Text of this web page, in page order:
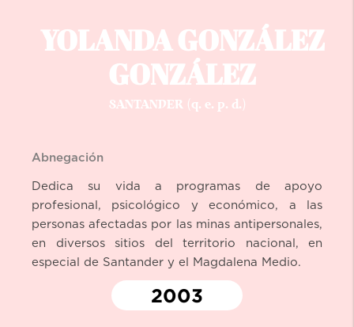
YOLANDA GONZÁLEZ
GONZÁLEZ
SANTANDER (q. e. p. d.)
Abnegación
Dedica su vida a programas de apoyo
profesional, psicológico y económico, a las
personas afectadas por las minas antipersonales,
en diversos sitios del territorio nacional, en
especial de Santander y el Magdalena Medio.
2003